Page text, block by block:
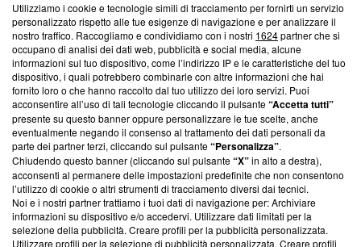
Questa sezione offre informazioni trasparenti su Blasting
News, sui nostri processi editoriali e su come ci impegniamo a
creare news di qualità. Inoltre, afferma la nostra aderenza a
‘Trust Project - News with Integrity’Blasting News non è
ancora membro del programma, ma ha richiesto di farne
parte; Trust Project non ha ancora effettuato una verifica di
conformità agli standard.
Su di noi
Team editoriale
Corporate
Redazione
Utilizziamo i cookie e tecnologie simili di tracciamento per fornirti un servizio
personalizzato rispetto alle tue esigenze di navigazione e per analizzare il
nostro traffico. Raccogliamo e condividiamo con i nostri 1624partner che si
occupano di analisi dei dati web, pubblicità e social media, alcune
informazioni sul tuo dispositivo, come l’indirizzo IP e le caratteristiche del tuo
dispositivo, i quali potrebbero combinarle con altre informazioni che hai
fornito loro o che hanno raccolto dal tuo utilizzo dei loro servizi. Puoi
acconsentire all’uso di tali tecnologie cliccando il pulsante“Accetta tutti”
presente su questo banner oppure personalizzare le tue scelte, anche
eventualmente negando il consenso al trattamento dei dati personali da
parte dei partner terzi, cliccando sul pulsante“Personalizza”.
Chiudendo questo banner (cliccando sul pulsante“X”in alto a destra),
acconsenti al permanere delle impostazioni predefinite che non consentono
l’utilizzo di cookie o altri strumenti di tracciamento diversi dai tecnici.
Noi e i nostri partner trattiamo i tuoi dati di navigazione per: Archiviare
informazioni su dispositivo e/o accedervi. Utilizzare dati limitati per la
selezione della pubblicità. Creare profili per la pubblicità personalizzata.
Utilizzare profili per la selezione di pubblicità personalizzata. Creare profili